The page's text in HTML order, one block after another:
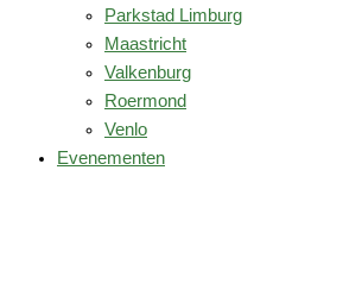
Parkstad Limburg
Maastricht
Valkenburg
Roermond
Venlo
Evenementen